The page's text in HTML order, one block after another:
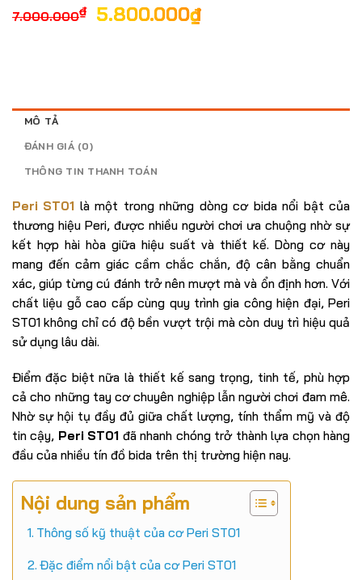
7.000.000₫ Giá
5.800.000₫Giá
MÔ TẢ
ĐÁNH GIÁ (0)
THÔNG TIN THANH TOÁN
Peri ST01 là một trong những dòng cơ bida nổi bật của
thương hiệu Peri, được nhiều người chơi ưa chuộng nhờ sự
kết hợp hài hòa giữa hiệu suất và thiết kế. Dòng cơ này
mang đến cảm giác cầm chắc chắn, độ cân bằng chuẩn
xác, giúp từng cú đánh trở nên mượt mà và ổn định hơn. Với
chất liệu gỗ cao cấp cùng quy trình gia công hiện đại, Peri
ST01 không chỉ có độ bền vượt trội mà còn duy trì hiệu quả
sử dụng lâu dài.
Điểm đặc biệt nữa là thiết kế sang trọng, tinh tế, phù hợp
cả cho những tay cơ chuyên nghiệp lẫn người chơi đam mê.
Nhờ sự hội tụ đầy đủ giữa chất lượng, tính thẩm mỹ và độ
tin cậy, Peri ST01 đã nhanh chóng trở thành lựa chọn hàng
đầu của nhiều tín đồ bida trên thị trường hiện nay.
Nội dung sản phẩm
Thông số kỹ thuật của cơ Peri ST01
Đặc điểm nổi bật của cơ Peri ST01